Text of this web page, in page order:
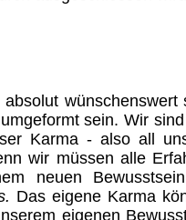
sein. Wir
Karma - also all
wir müssen alle
neuen
Das eigene Karma
eigenen